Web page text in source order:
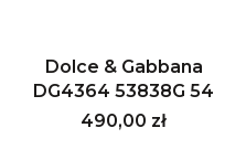
Dolce & Gabbana
DG4364 53838G 54
Cena
490,00 zł